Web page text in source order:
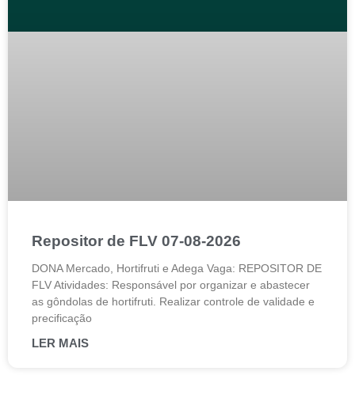
Repositor de FLV 07-08-2026
DONA Mercado, Hortifruti e Adega Vaga: REPOSITOR DE
FLV Atividades: Responsável por organizar e abastecer
as gôndolas de hortifruti. Realizar controle de validade e
precificação
LER MAIS